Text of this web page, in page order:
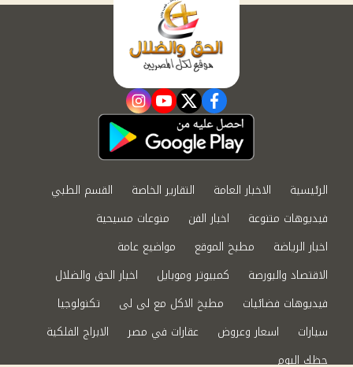
facebook
twitter
youtube
instagram
الرئيسية الاخبار العامة التقارير الخاصة
القسم الطبي
فيديوهات متنوعة
اخبار الفن
منوعات مسيحية
اخبار الرياضة
مطبخ الموقع
مواضيع عامة
الاقتصاد والبورصة
كمبيوتر وموبايل
اخبار الحق والضلال
فيديوهات فضائيات
مطبخ الاكل مع لى لى
تكنولوجيا
سيارات
اسعار وعروض عقارات في مصر
الابراج الفلكية
حظك اليوم